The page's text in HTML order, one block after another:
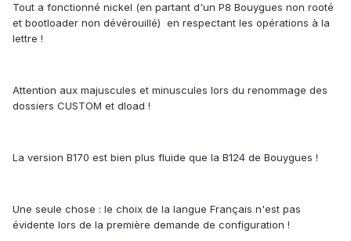
Tout a fonctionné nickel (en partant d'un P8 Bouygues non rooté
et bootloader non dévérouillé) en respectant les opérations à la
lettre !
Attention aux majuscules et minuscules lors du renommage des
dossiers CUSTOM et dload !
La version B170 est bien plus fluide que la B124 de Bouygues !
Une seule chose : le choix de la langue Français n'est pas
évidente lors de la première demande de configuration !